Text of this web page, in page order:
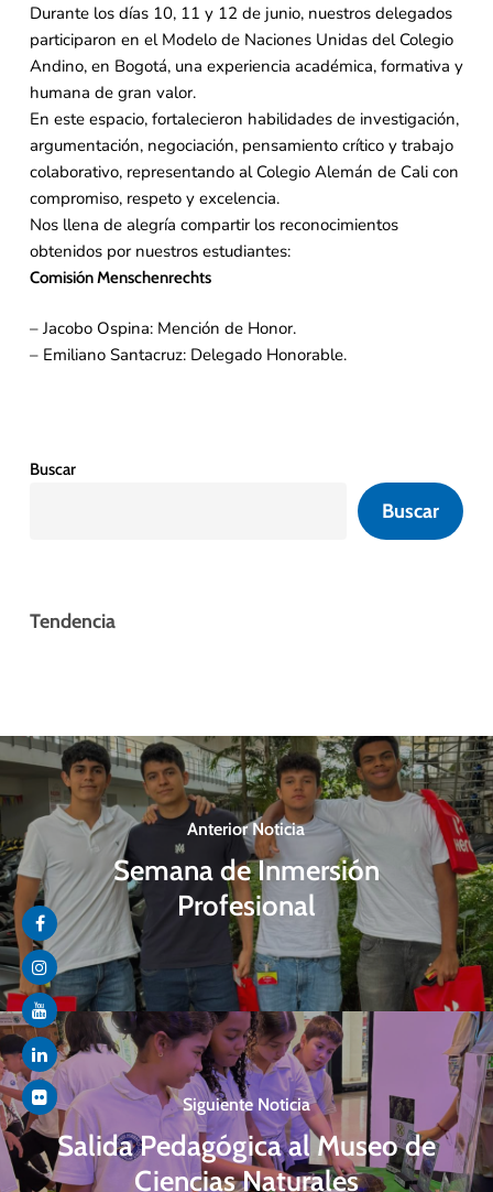
Durante los días 10, 11 y 12 de junio, nuestros delegados
participaron en el Modelo de Naciones Unidas del Colegio
Andino, en Bogotá, una experiencia académica, formativa y
humana de gran valor.
En este espacio, fortalecieron habilidades de investigación,
argumentación, negociación, pensamiento crítico y trabajo
colaborativo, representando al Colegio Alemán de Cali con
compromiso, respeto y excelencia.
Nos llena de alegría compartir los reconocimientos
obtenidos por nuestros estudiantes:
Comisión Menschenrechts
– Jacobo Ospina: Mención de Honor.
– Emiliano Santacruz: Delegado Honorable.
Buscar
Buscar
Tendencia
Anterior Noticia
Semana de Inmersión
Profesional
Siguiente Noticia
Salida Pedagógica al Museo de
Ciencias Naturales